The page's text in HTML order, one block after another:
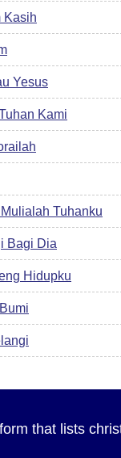
Kasih
Yesus
Kami
Tuhanku
Bagi Dia
Hidupku
that lists